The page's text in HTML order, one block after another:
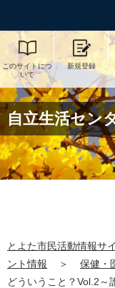
このサイトにつ
いて
新規登録
自立生活セン
とよた市民活動情報サ
ント情報
＞ 保健・
どういうこと？Vol.2～